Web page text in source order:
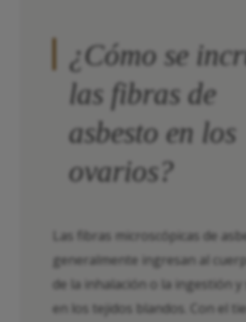
¿Cómo se
las fibras de
asbesto en los
ovarios?
Las fibras microscópicas de
generalmente ingresan al
de la inhalación o la ingestión y
en los tejidos blandos. Con el